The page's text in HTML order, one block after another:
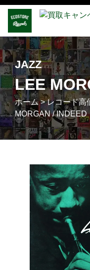
JAZZ
LEE
ホーム>レコード高
MORGAN / INDEED